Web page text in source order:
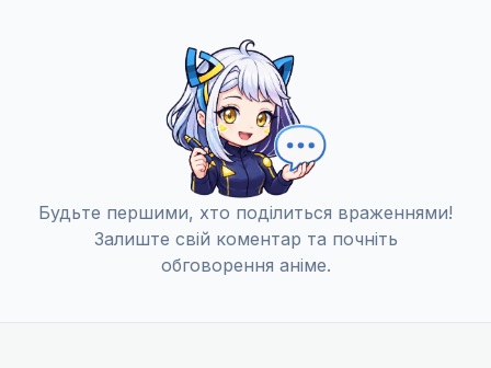
Будьте першими, хто поділиться враженнями!
Залиште свій коментар та почніть
обговорення аніме.